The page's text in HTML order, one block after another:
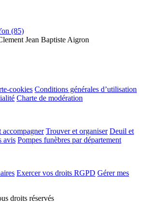
(85)
Jean Baptiste Aigron
cookies Conditions générales d’utilisation
Charte de modération
Trouver et organiser Deuil et
avis Pompes funèbres par département
Exercer vos droits RGPD Gérer mes
droits réservés